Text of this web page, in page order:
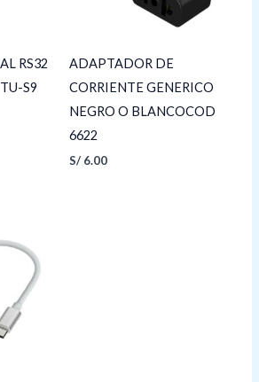
RS32
S9
ADAPTADOR DE
CORRIENTE GENERICO
NEGRO O BLANCOCOD
6622
S/ 6.00